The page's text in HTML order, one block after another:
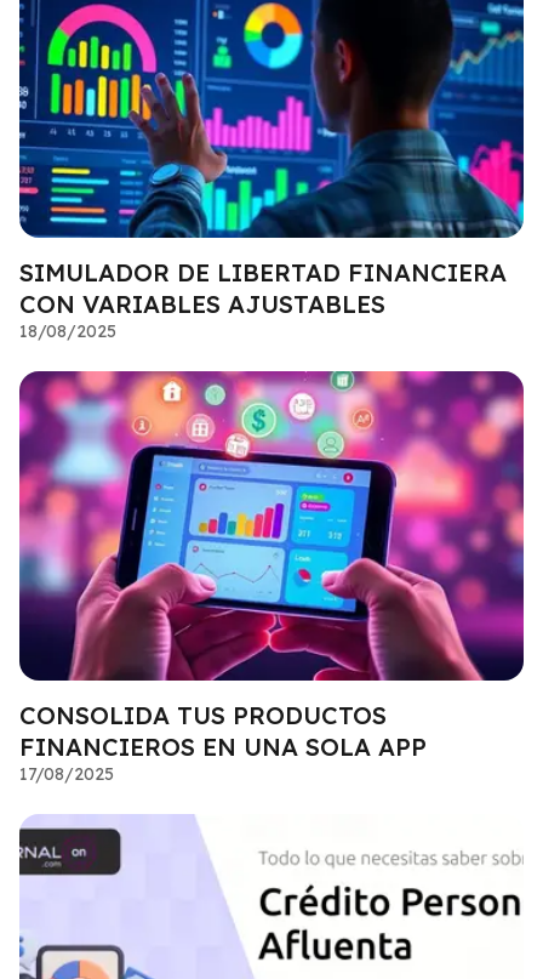
SIMULADOR DE LIBERTAD FINANCIERA
CON VARIABLES AJUSTABLES
18/08/2025
CONSOLIDA TUS PRODUCTOS
FINANCIEROS EN UNA SOLA APP
17/08/2025